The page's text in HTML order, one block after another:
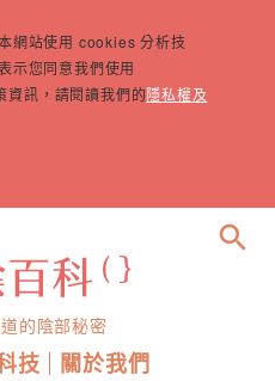
網站使用 cookies 分析技
示您同意我們使用
訊，請閱讀我們的隱私權及
的陰部秘密
技 關於我們
search